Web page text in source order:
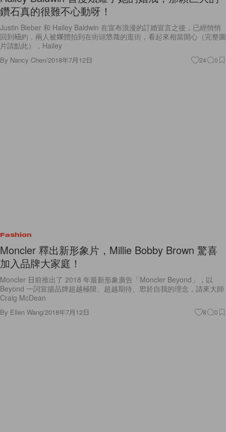
鑽石真的很難不心動呀！
Justin Bieber 和 Hailey Baldwin 在宣布浪漫的訂婚宣言之後，已經悄悄
回到紐約，兩人被媒體拍到在街頭悠哉的逛街，看起來相當開心（完整圖
片請點此），Hailey
By Nancy Chen/2018年7月12日 24 0
Fashion
Moncler 釋出新形象片，Millie Bobby Brown 驚喜
加入品牌大家庭！
Moncler 日前推出了 2018 年最新形象廣告「Moncler Beyond」，以
Beyond 一詞宣揚品牌超越極限、超越期待、忠於自我的理念，請來大師
Craig McDean
By Ellen Wang/2018年7月12日 8 0